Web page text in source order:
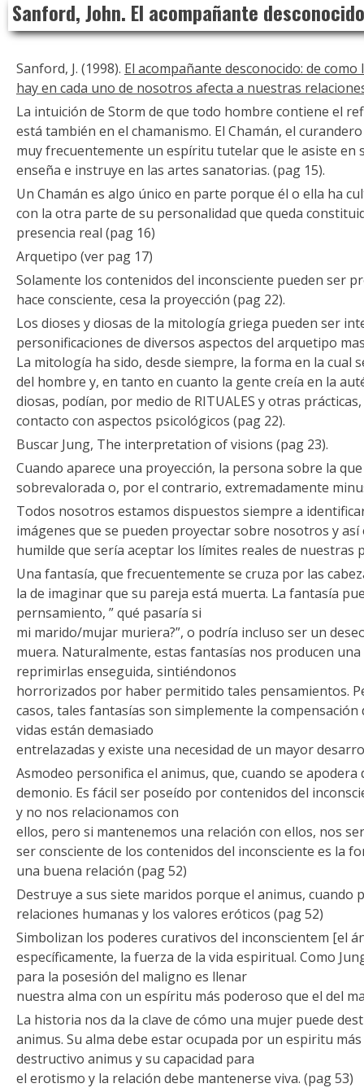
content
Sanford, John. El acompañante desconocido
Sanford, J. (1998). El acompañante desconocido: de
hay en cada uno de nosotros afecta a nuestras
La intuición de Storm de que todo hombre contiene el
está también en el chamanismo. El Chamán, el
muy frecuentemente un espíritu tutelar que le asiste en
enseña e instruye en las artes sanatorias. (pag 15).
Un Chamán es algo único en parte porque él o ella ha
con la otra parte de su personalidad que queda
presencia real (pag 16)
Arquetipo (ver pag 17)
Solamente los contenidos del inconsciente pueden ser
hace consciente, cesa la proyección (pag 22).
Los dioses y diosas de la mitología griega pueden ser
personificaciones de diversos aspectos del arquetipo
La mitología ha sido, desde siempre, la forma en la cual
del hombre y, en tanto en cuanto la gente creía en la
diosas, podían, por medio de RITUALES y otras
contacto con aspectos psicológicos (pag 22).
Buscar Jung, The interpretation of visions (pag 23).
Cuando aparece una proyección, la persona sobre la
sobrevalorada o, por el contrario, extremadamente
Todos nosotros estamos dispuestos siempre a
imágenes que se pueden proyectar sobre nosotros y así
humilde que sería aceptar los límites reales de nuestras
Una fantasía, que frecuentemente se cruza por las
la de imaginar que su pareja está muerta. La fantasía
pernsamiento, ” qué pasaría si
mi marido/mujar muriera?”, o podría incluso ser un
muera. Naturalmente, estas fantasías nos producen
reprimirlas enseguida, sintiéndonos
horrorizados por haber permitido tales pensamientos.
casos, tales fantasías son simplemente la compensación
vidas están demasiado
entrelazadas y existe una necesidad de un mayor
Asmodeo personifica el animus, que, cuando se
demonio. Es fácil ser poseído por contenidos del
y no nos relacionamos con
ellos, pero si mantenemos una relación con ellos, nos
ser consciente de los contenidos del inconsciente es la
una buena relación (pag 52)
Destruye a sus siete maridos porque el animus, cuando
relaciones humanas y los valores eróticos (pag 52)
Simbolizan los poderes curativos del inconscientem [el
específicamente, la fuerza de la vida espiritual. Como
para la posesión del maligno es llenar
nuestra alma con un espíritu más poderoso que el del
La historia nos da la clave de cómo una mujer puede
animus. Su alma debe estar ocupada por un espiritu
destructivo animus y su capacidad para
el erotismo y la relación debe mantenerse viva. (pag 53)